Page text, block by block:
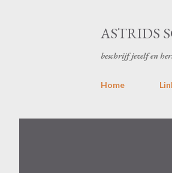
ASTRIDS
beschrijf jezelf en
Home